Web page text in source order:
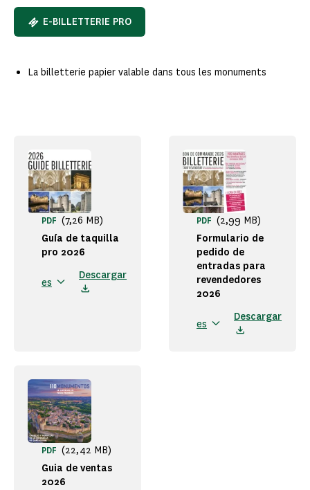
E-BILLETTERIE PRO
La billetterie papier valable dans tous les monuments​
Guía de taquilla
pro 2026
PDF (7,26 MB)
es
Descargar
Formulario de
pedido de
entradas para
revendedores
2026
PDF (2,99 MB)
es
Descargar
Guia de ventas
2026
PDF (22,42 MB)